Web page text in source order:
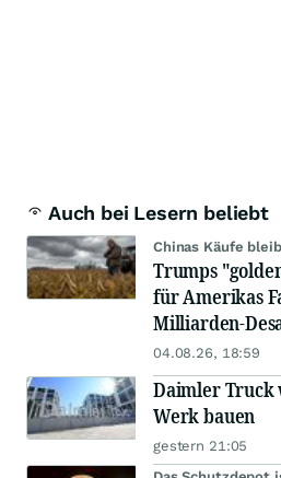
Auch bei Lesern beliebt
Chinas Käufe
Trumps
für Amerikas
Milliarden-
04.08.26, 18:59
Daimler Truck
Werk bauen
gestern 21:05